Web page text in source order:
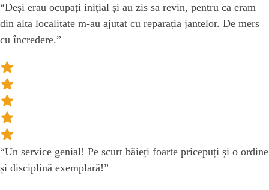
“Deși erau ocupați inițial și au zis sa revin, pentru ca eram
din alta localitate m-au ajutat cu reparația jantelor. De mers
cu încredere.”
“Un service genial! Pe scurt băieți foarte pricepuți și o ordine
și disciplină exemplară!”